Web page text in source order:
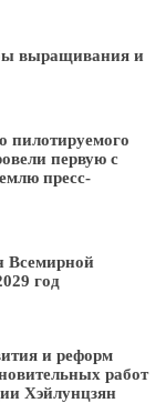
выращивания и
пилотируемого
первую с
пресс-
год
и реформ
работ
Хэйлунцзян